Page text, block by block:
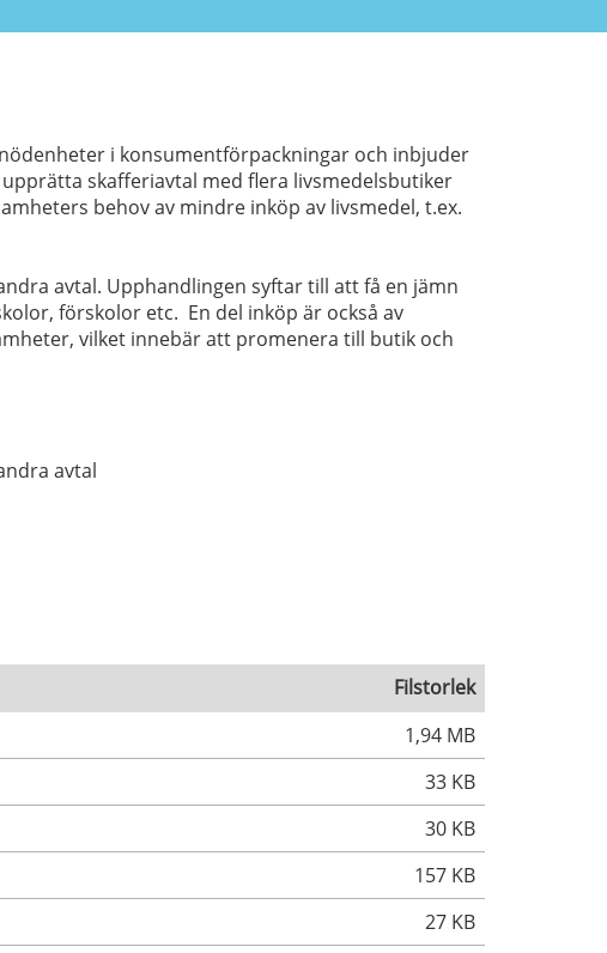
i konsumentförpackningar och inbjuder
skafferiavtal med flera livsmedelsbutiker
behov av mindre inköp av livsmedel, t.ex.
avtal. Upphandlingen syftar till att få en jämn
förskolor etc. En del inköp är också av
vilket innebär att promenera till butik och
avtal
Filstorlek
1,94 MB
33 KB
30 KB
157 KB
27 KB